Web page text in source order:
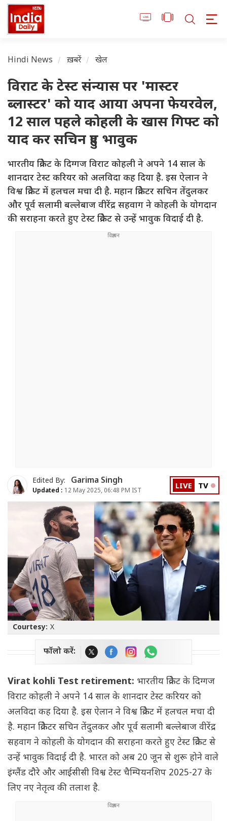
Hindi News ख़बरें खेल
विराट के टेस्ट संन्यास पर 'मास्टर
ब्लास्टर' को याद आया अपना फेयरवेल,
12 साल पहले कोहली के खास गिफ्ट को
याद कर सचिन हुए भावुक
भारतीय क्रिकेट के दिग्गज विराट कोहली ने अपने 14 साल के
शानदार टेस्ट करियर को अलविदा कह दिया है. इस ऐलान ने
विश्व क्रिकेट में हलचल मचा दी है. महान क्रिकेटर सचिन तेंदुलकर
और पूर्व सलामी बल्लेबाज वीरेंद्र सहवाग ने कोहली के योगदान
की सराहना करते हुए टेस्ट क्रिकेट से उन्हें भावुक विदाई दी है.
Edited By: Garima Singh
Updated : 12 May 2025, 06:48 PM IST LIVE TV
Courtesy: X
फॉलो करें:
Virat kohli Test retirement: भारतीय क्रिकेट के दिग्गज
विराट कोहली ने अपने 14 साल के शानदार टेस्ट करियर को
अलविदा कह दिया है. इस ऐलान ने विश्व क्रिकेट में हलचल मचा दी
है. महान क्रिकेटर सचिन तेंदुलकर और पूर्व सलामी बल्लेबाज वीरेंद्र
सहवाग ने कोहली के योगदान की सराहना करते हुए टेस्ट क्रिकेट से
उन्हें भावुक विदाई दी है. भारत को अब 20 जून से शुरू होने वाले
इंग्लैंड दौरे और आईसीसी विश्व टेस्ट चैम्पियनशिप 2025-27 के
लिए नए नेतृत्व की तलाश है.